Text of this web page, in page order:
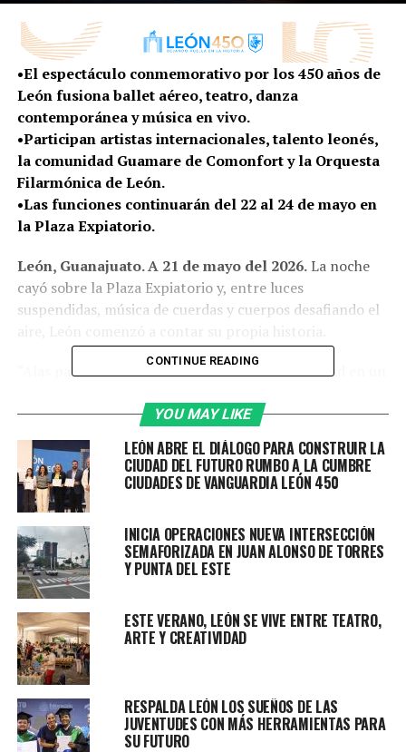
•El espectáculo conmemorativo por los 450 años de
León fusiona ballet aéreo, teatro, danza
contemporánea y música en vivo.
•Participan artistas internacionales, talento leonés,
la comunidad Guamare de Comonfort y la Orquesta
Filarmónica de León.
•Las funciones continuarán del 22 al 24 de mayo en
la Plaza Expiatorio.
León, Guanajuato. A 21 de mayo del 2026.La noche
cayó sobre la Plaza Expiatorio y, entre luces
suspendidas, música de cuerdas y cuerpos desafiando el
“Alas para Volar” convirtió el corazón de la ciudad en un
encontraron para conmemorar los 450 años de León, en
un espectáculo que llevó a las y los asistentes a recorrer,
a través del arte, la identidad, la memoria y el orgullo de
ser leonés.
“Hoy, con todo el talento que tiene León, yo no
tengo duda que conociendo nuestra historia y
reconociendo hoy nuestro presente, con el talento
que está aquí sumado, podemos construir ese futuro
durante su primera función.
El espectáculo narra el viaje de Juan, un leonés que
descubre la riqueza de su ciudad, siendo la Luna su guía
en esta travesía, recorriendo distintos momentos de la
historia de León, desde sus orígenes hasta la actualidad.
CONTINUE READING
YOU MAY LIKE
LEÓN ABRE EL DIÁLOGO PARA CONSTRUIR LA
CIUDAD DEL FUTURO RUMBO A LA CUMBRE
CIUDADES DE VANGUARDIA LEÓN 450
INICIA OPERACIONES NUEVA INTERSECCIÓN
SEMAFORIZADA EN JUAN ALONSO DE TORRES
Y PUNTA DEL ESTE
ESTE VERANO, LEÓN SE VIVE ENTRE TEATRO,
ARTE Y CREATIVIDAD
RESPALDA LEÓN LOS SUEÑOS DE LAS
JUVENTUDES CON MÁS HERRAMIENTAS PARA
SU FUTURO